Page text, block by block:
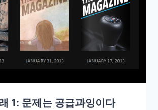
1: 문제는 공급과잉이다